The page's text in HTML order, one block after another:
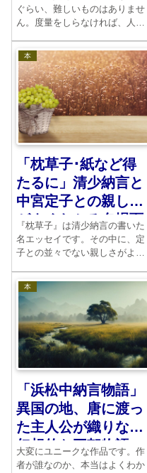
ぐらい、難しいものはありませ
ん。度量をしらなければ、人事
ても、あらゆる組織体において
も、それは共通です。今回は朱
熹のまとめた本を読みましょ
う。
本
「枕草子･紙など得
たるに」清少納言と
中宮定子との親しさ
がよくわかる名場面
『枕草子』は清少納言の書いた
名エッセイです。その中に、定
子との並々でない親しさがよく
す。それが紙と畳に関しての記
述です。少しだけ読んでこまし
ょう。
本
「浜松中納言物語」
異国の地、唐に渡っ
た主人公が織りなす
幻想的な王朝物語
大変にユニークな作品です。作
者が誰なのか、本当はよくわか